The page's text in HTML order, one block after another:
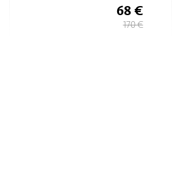
68 €
170 €